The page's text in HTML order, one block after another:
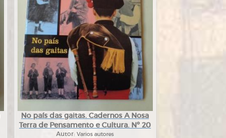
No país das gaitas. Cadernos A Nosa
Terra de Pensamento e Cultura. Nº 20
Autor:Varios autores